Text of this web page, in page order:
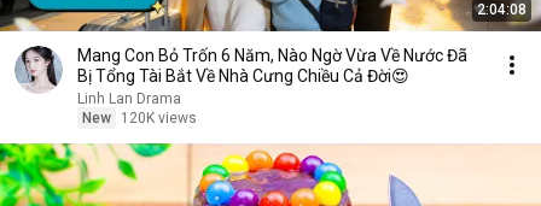
2:04:08
Mang Con Bỏ Trốn 6 Năm, Nào Ngờ Vừa Về Nước Đã
Bị Tổng Tài Bắt Về Nhà Cưng Chiều Cả Đời😍
Linh Lan Drama
New
120K views